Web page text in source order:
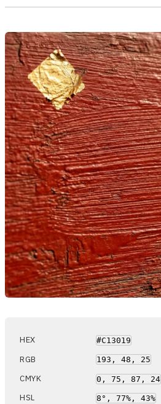
HEX #C13019
RGB 193, 48, 25
CMYK 0, 75, 87, 24
HSL 8°, 77%, 43%